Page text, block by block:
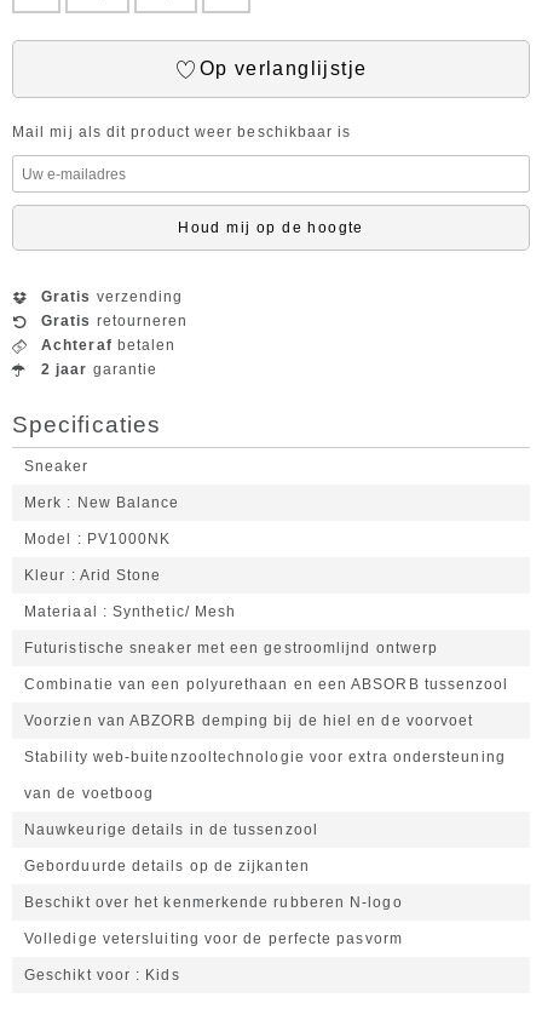
Op verlanglijstje
Mail mij als dit product weer beschikbaar is
Houd mij op de hoogte
Gratis verzending
Gratis retourneren
Achteraf betalen
2 jaar garantie
Specificaties
Sneaker
Merk New Balance
Model PV1000NK
Kleur Arid Stone
Materiaal Synthetic/ Mesh
Futuristische sneaker met een gestroomlijnd ontwerp
Combinatie van een polyurethaan en een ABSORB tussenzool
Voorzien van ABZORB demping bij de hiel en de voorvoet
Stability web-buitenzooltechnologie voor extra ondersteuning
van de voetboog
Nauwkeurige details in de tussenzool
Geborduurde details op de zijkanten
Beschikt over het kenmerkende rubberen N-logo
Volledige vetersluiting voor de perfecte pasvorm
Geschikt voor Kids